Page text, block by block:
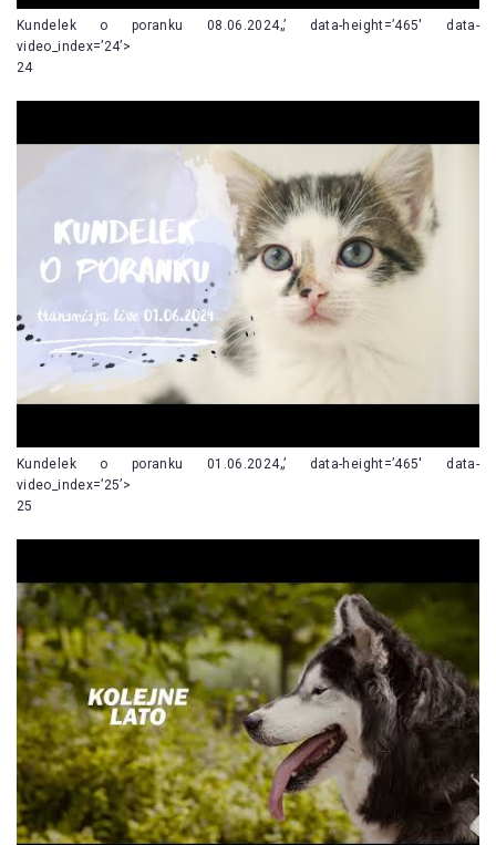
Kundelek o poranku 08.06.2024„’ data-height=’465′ data-
video_index=’24’>
24
Kundelek o poranku 01.06.2024„’ data-height=’465′ data-
video_index=’25’>
25